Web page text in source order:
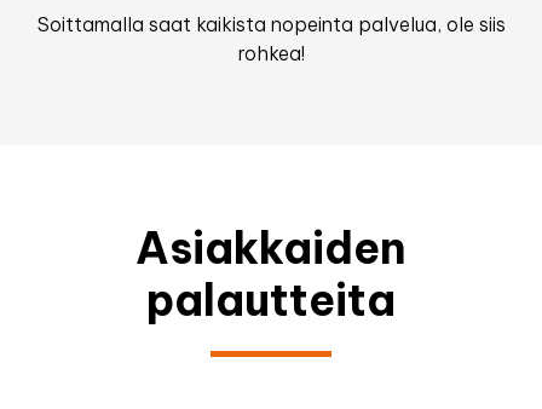
Soittamalla saat kaikista nopeinta palvelua, ole siis
rohkea!
Asiakkaiden
palautteita